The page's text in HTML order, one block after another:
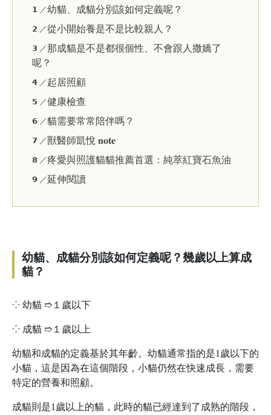
𝟭 ／幼貓、成貓分別該如何定義呢？
𝟮 ／從小開始養是不是比較親人？
𝟯 ／那成貓是不是都很個性、不會跟人撒嬌了
呢？
𝟰 ／ 起居照顧
𝟱 ／健康檢查
𝟲 ／貓需要常常陪伴嗎？
𝟳 ／獸醫師凱悅 𝐧𝐨𝐭𝐞
𝟴 ／疼愛與照護貓貓推薦首選：純萃紅寶石魚油
𝟵 ／延伸閱讀
幼貓、成貓分別該如何定義呢？幾歲以上算成
貓？
⁘ 幼貓 ➱１歲以下
⁘ 成貓 ➱１歲以上
幼貓和成貓的定義基於其年齡。幼貓通常指的是1歲以下的
小貓，這是因為在這個階段，小貓仍然在快速成長，需要
特定的營養和照顧。
成貓則是1歲以上的貓，此時的貓已經達到了成熟的階段，